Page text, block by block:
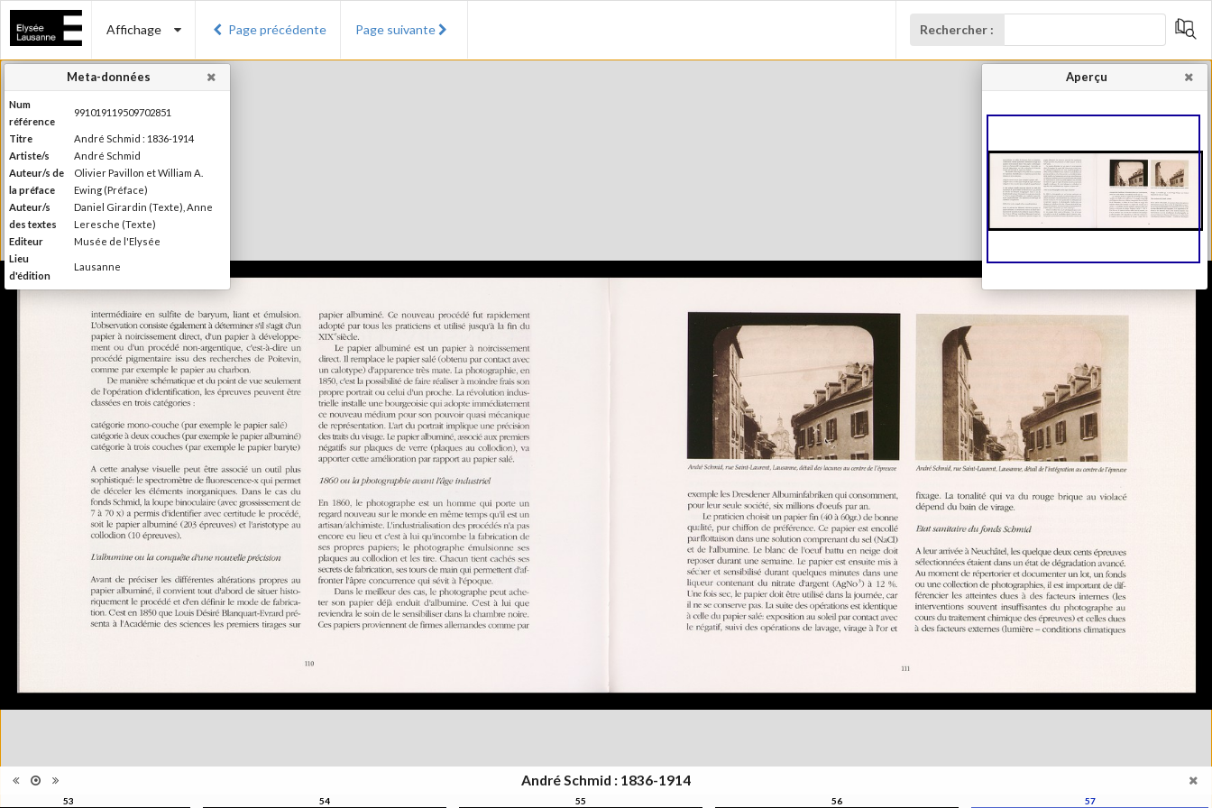
Affichage Page précédente Page suivante Rechercher :
André Schmid : 1836-1914
53 54 55 56 57
Aperçu
Meta-données
Num
référence
991019119509702851
Titre
André Schmid : 1836-1914
Artiste/s
André Schmid
Auteur/s de
la préface
Olivier Pavillon et William A.
Ewing (Préface)
Auteur/s
des textes
Daniel Girardin (Texte), Anne
Leresche (Texte)
Editeur
Musée de l'Elysée
Lieu
d'édition
Lausanne
Date
Publié à l'occasion de
l'exposition : "André Schmid :
1836-1914", Musée de l'Elysée &
Musée historique, Lausanne, 16
janvier au 1er juin 1998
Broché
Noir & Blanc
120 pages
21 x 30 cm